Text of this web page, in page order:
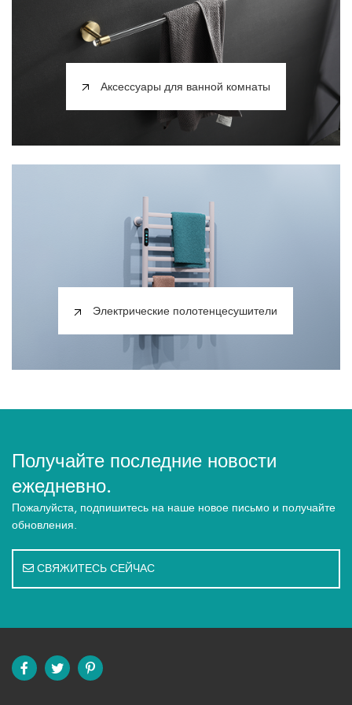
Аксессуары для ванной комнаты
Электрические полотенцесушители
Получайте последние новости
ежедневно.
Пожалуйста, подпишитесь на наше новое письмо и получайте
обновления.
СВЯЖИТЕСЬ СЕЙЧАС